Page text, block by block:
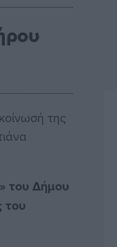
της
του Δήμου
του